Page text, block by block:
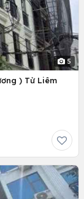
5
) Từ Liêm